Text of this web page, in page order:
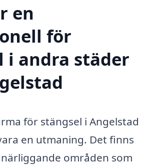
en
för
i andra städer
för stängsel i Angelstad
en utmaning. Det finns
områden som